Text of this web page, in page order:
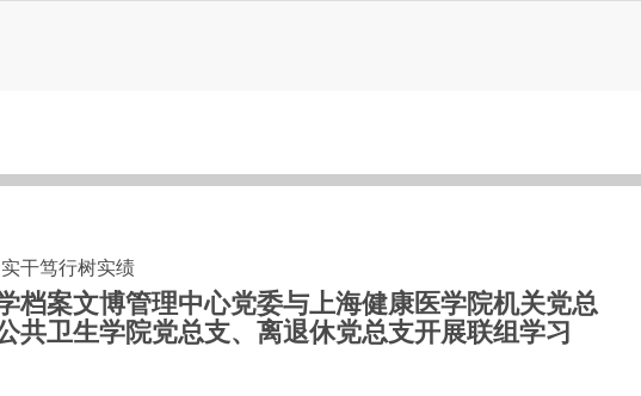
干笃行树实绩
档案文博管理中心党委与上海健康医学院机关党总
共卫生学院党总支、离退休党总支开展联组学习